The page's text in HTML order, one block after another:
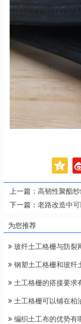
上一篇： 高韧性聚酯
下一篇： 老路改造中
为您推荐
玻纤土工格栅与防裂
钢塑土工格栅和玻纤
土工格栅的搭接要求
土工格栅可以铺在柏
编织土工布的优势有